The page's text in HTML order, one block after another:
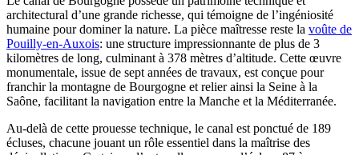
architectural d’une grande richesse, qui témoigne de l’ingéniosité
humaine pour dominer la nature. La pièce maîtresse reste la voûte de
Pouilly-en-Auxois: une structure impressionnante de plus de 3
kilomètres de long, culminant à 378 mètres d’altitude. Cette œuvre
monumentale, issue de sept années de travaux, est conçue pour
franchir la montagne de Bourgogne et relier ainsi la Seine à la
Saône, facilitant la navigation entre la Manche et la Méditerranée.
Au-delà de cette prouesse technique, le canal est ponctué de 189
écluses, chacune jouant un rôle essentiel dans la maîtrise des